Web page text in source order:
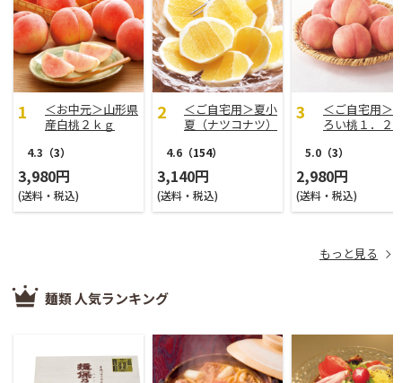
＜お中元＞山形県
産白桃２ｋｇ
4.3 （3）
3,980円
(送料・税込)
＜ご自宅用＞夏小
夏（ナツコナツ）
4.6 （154）
3,140円
(送料・税込)
＜ご自宅用＞
ろい桃１．２
5.0 （3）
2,980円
(送料・税込)
もっと見る
麺類 人気ランキング